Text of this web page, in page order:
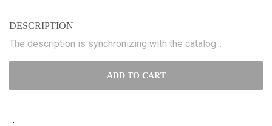
DESCRIPTION
The description is synchronizing with the catalog...
ADD TO CART
...